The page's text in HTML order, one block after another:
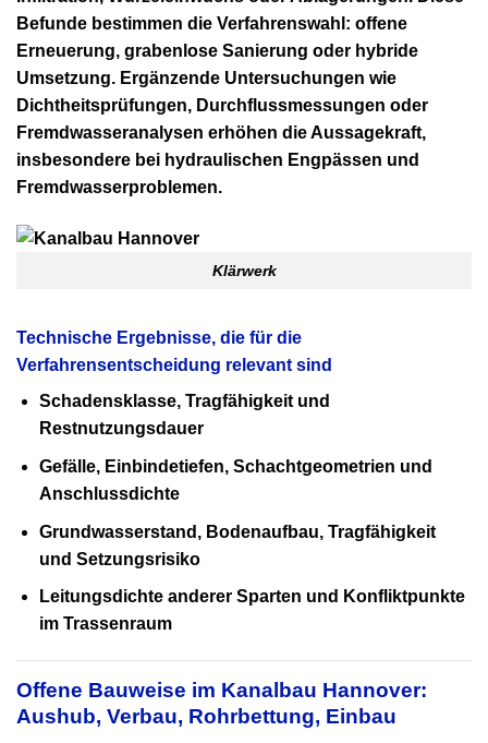
Befunde bestimmen die Verfahrenswahl: offene
Erneuerung, grabenlose Sanierung oder hybride
Umsetzung. Ergänzende Untersuchungen wie
Dichtheitsprüfungen, Durchflussmessungen oder
Fremdwasseranalysen erhöhen die Aussagekraft,
insbesondere bei hydraulischen Engpässen und
Fremdwasserproblemen.
Klärwerk
Technische Ergebnisse, die für die
Verfahrensentscheidung relevant sind
Schadensklasse, Tragfähigkeit und
Restnutzungsdauer
Gefälle, Einbindetiefen, Schachtgeometrien und
Anschlussdichte
Grundwasserstand, Bodenaufbau, Tragfähigkeit
und Setzungsrisiko
Leitungsdichte anderer Sparten und Konfliktpunkte
im Trassenraum
Offene Bauweise im Kanalbau Hannover:
Aushub, Verbau, Rohrbettung, Einbau